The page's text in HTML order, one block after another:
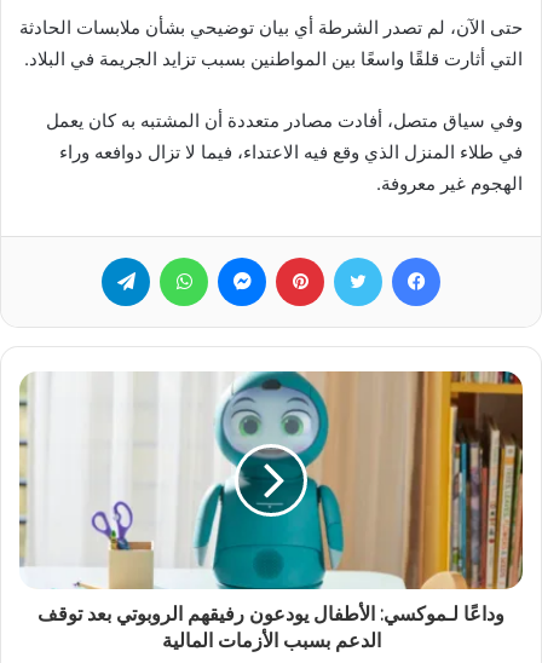
حتى الآن، لم تصدر الشرطة أي بيان توضيحي بشأن ملابسات الحادثة
التي أثارت قلقًا واسعًا بين المواطنين بسبب تزايد الجريمة في البلاد.
وفي سياق متصل، أفادت مصادر متعددة أن المشتبه به كان يعمل
في طلاء المنزل الذي وقع فيه الاعتداء، فيما لا تزال دوافعه وراء
الهجوم غير معروفة.
فيسبوك تويتر بينتيريست ماسنجر واتساب
وداعًا لـموكسي: الأطفال يودعون رفيقهم الروبوتي بعد توقف
الدعم بسبب الأزمات المالية